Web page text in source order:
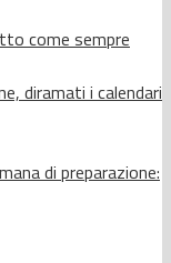
come sempre
diramati i calendari
di preparazione: